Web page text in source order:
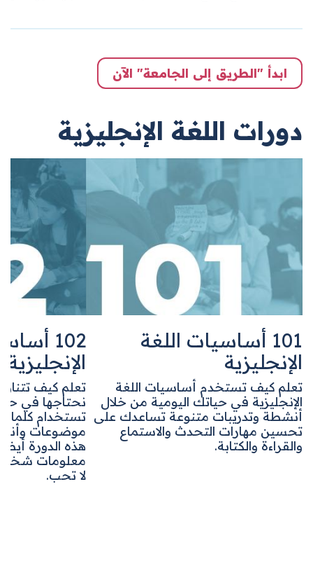
ابدأ "الطريق إلى الجامعة" الآن
دورات اللغة الإنجليزية
101 أساسيات اللغة
الإنجليزية
تعلم كيف تستخدم أساسيات اللغة
الإنجليزية في حياتك اليومية من خلال
أنشطة وتدريبات متنوعة تساعدك على
تحسين مهارات التحدث والاستماع
والقراءة والكتابة.
102
الإنجليزية
تعلم كيف
نحتاجها في
تستخدام كلمات
موضوعات
هذه الدورة
معلومات
لا تحب.